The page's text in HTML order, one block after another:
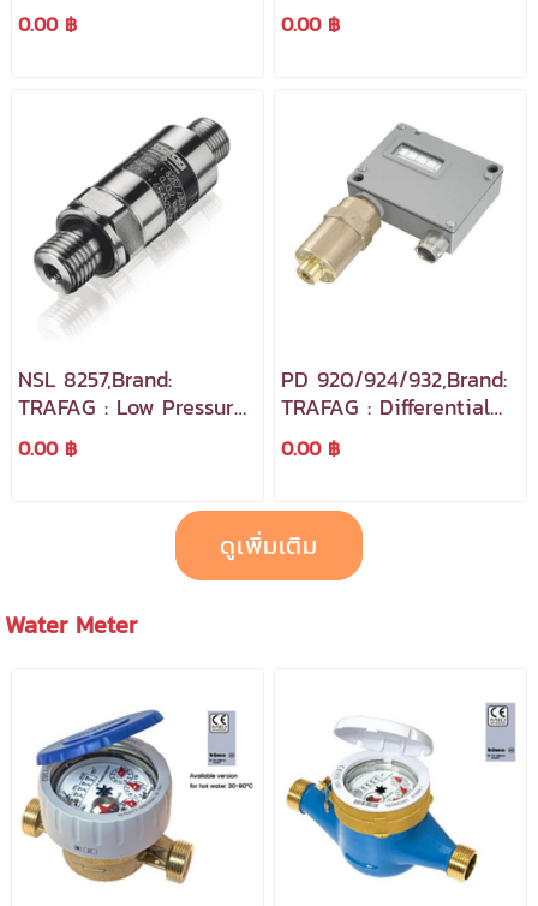
Transmitters Range -1...1
bar, 0...1 bar
0.00 ฿
Pressure Transmitters
Range -1...1 bar, 0...1 bar
0.00 ฿
NSL 8257,Brand:
TRAFAG : Low Pressure
Transmitter
0.00 ฿
PD 920/924/932,Brand:
TRAFAG : Differential
Pressure Pressostat
สำหรับควบคุมแรงดันใน
เช่น ปั้มลม วาล์ว
0.00 ฿
ดูเพิ่มเติม
Water Meter